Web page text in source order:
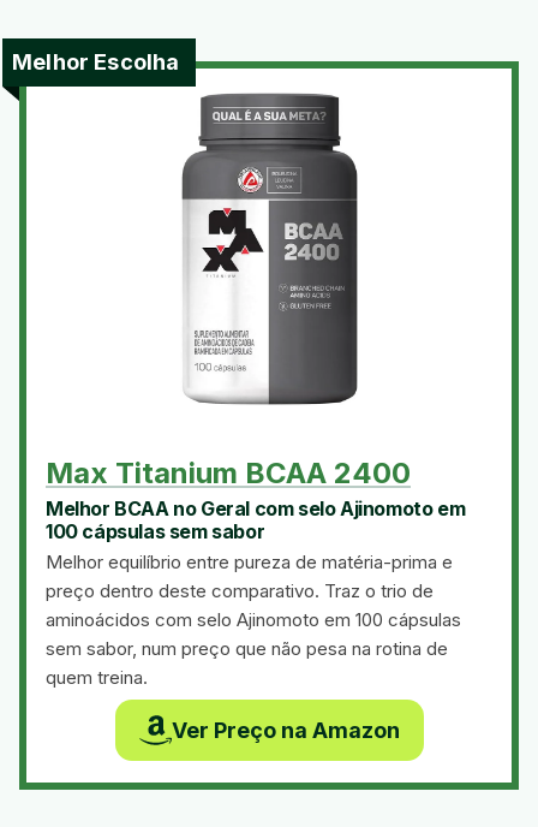
Melhor Escolha
Max Titanium BCAA 2400
Melhor BCAA no Geral com selo Ajinomoto em
100 cápsulas sem sabor
Melhor equilíbrio entre pureza de matéria-prima e
preço dentro deste comparativo. Traz o trio de
aminoácidos com selo Ajinomoto em 100 cápsulas
sem sabor, num preço que não pesa na rotina de
quem treina.
Ver Preço na Amazon